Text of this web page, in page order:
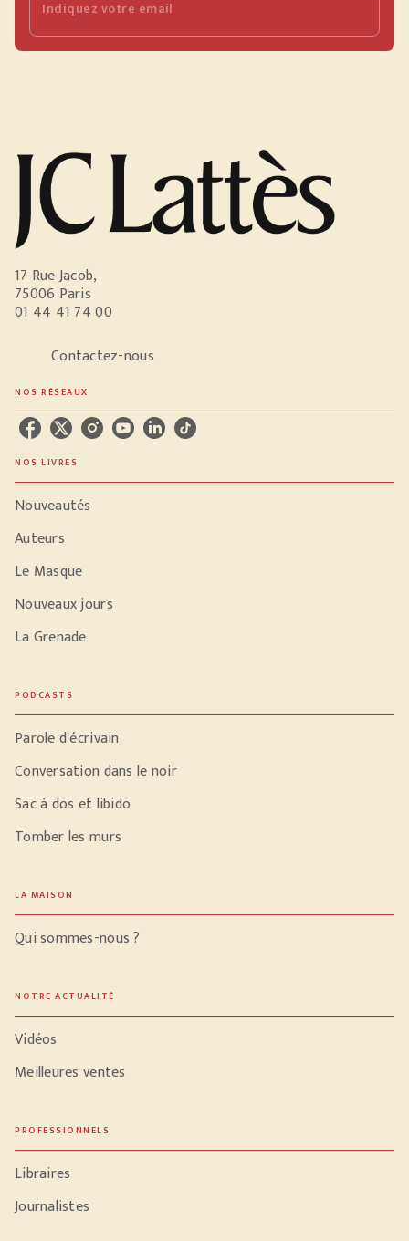
Indiquez votre email
17 Rue Jacob,
75006 Paris
01 44 41 74 00
Contactez-nous
NOS RÉSEAUX
NOS LIVRES
Nouveautés
Auteurs
Le Masque
Nouveaux jours
La Grenade
PODCASTS
Parole d'écrivain
Conversation dans le noir
Sac à dos et libido
Tomber les murs
LA MAISON
Qui sommes-nous ?
NOTRE ACTUALITÉ
Vidéos
Meilleures ventes
PROFESSIONNELS
Libraires
Journalistes